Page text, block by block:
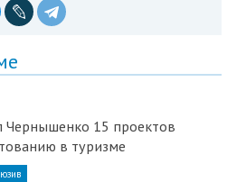
Чернышенко 15 проектов
в туризме